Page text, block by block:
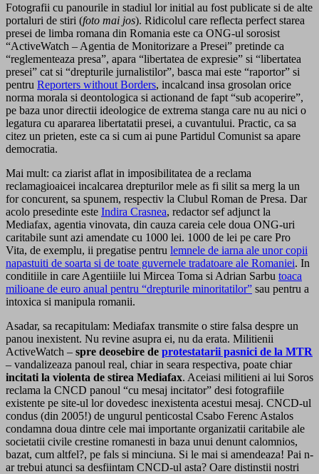
Fotografii cu panourile in stadiul lor initial au fost publicate si de alte
portaluri de stiri (foto mai jos). Ridicolul care reflecta perfect starea
presei de limba romana din Romania este ca ONG-ul sorosist
“ActiveWatch – Agentia de Monitorizare a Presei” pretinde ca
“reglementeaza presa”, apara “libertatea de expresie” si “libertatea
presei” cat si “drepturile jurnalistilor”, basca mai este “raportor” si
pentru Reporters without Borders, incalcand insa grosolan orice
norma morala si deontologica si actionand de fapt “sub acoperire”,
pe baza unor directii ideologice de extrema stanga care nu au nici o
legatura cu apararea libertatatii presei, a cuvantului. Practic, ca sa
citez un prieten, este ca si cum ai pune Partidul Comunist sa apare
democratia.
Mai mult: ca ziarist aflat in imposibilitatea de a reclama
reclamagioaicei incalcarea drepturilor mele as fi silit sa merg la un
for concurent, sa spunem, respectiv la Clubul Roman de Presa. Dar
acolo presedinte este Indira Crasnea, redactor sef adjunct la
Mediafax, agentia vinovata, din cauza careia cele doua ONG-uri
caritabile sunt azi amendate cu 1000 lei. 1000 de lei pe care Pro
Vita, de exemplu, ii pregatise pentru lemnele de iarna ale unor copii
napastuiti de soarta si de toate guvernele tradatoare ale Romaniei. In
conditiile in care Agentiiile lui Mircea Toma si Adrian Sarbu toaca
milioane de euro anual pentru “drepturile minoritatilor” sau pentru a
intoxica si manipula romanii.
Asadar, sa recapitulam: Mediafax transmite o stire falsa despre un
panou inexistent. Nu revine asupra ei, nu da erata. Militienii
ActiveWatch – spre deosebire de protestatarii pasnici de la MTR
– vandalizeaza panoul real, chiar in seara respectiva, poate chiar
incitati la violenta de stirea Mediafax. Aceiasi militieni ai lui Soros
reclama la CNCD panoul “cu mesaj incitator” desi fotografiile
existente pe site-ul lor dovedesc inexistenta acestui mesaj. CNCD-ul
condus (din 2005!) de ungurul penticostal Csabo Ferenc Astalos
condamna doua dintre cele mai importante organizatii caritabile ale
societatii civile crestine romanesti in baza unui denunt calomnios,
bazat, cum altfel?, pe fals si minciuna. Si le mai si amendeaza! Pai n-
ar trebui atunci sa desfiintam CNCD-ul asta? Oare distinstii nostri